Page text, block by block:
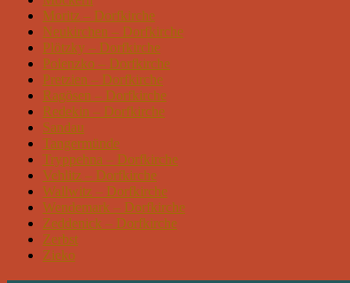
Moritz – Dorfkirche
Neukirchen – Dorfkirche
Plötzky – Dorfkirche
Polenzko – Dorfkirche
Pretzien – Dorfkirche
Ragösen – Dorfkirche
Redekin – Dorfkirche
Sandau
Tangermünde
Tryppehna – Dorfkirche
Vehlitz – Dorfkirche
Wallwitz – Dorfkirche
Wendemark – Dorfkirche
Zeddenick – Dorfkirche
Zerbst
Zieko